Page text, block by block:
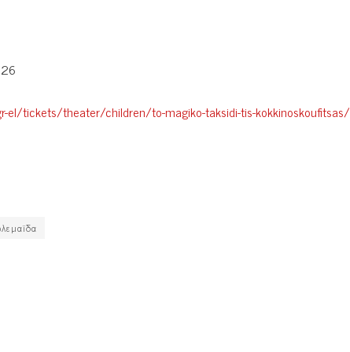
el/tickets/theater/children/to-magiko-taksidi-tis-kokkinoskoufitsas/